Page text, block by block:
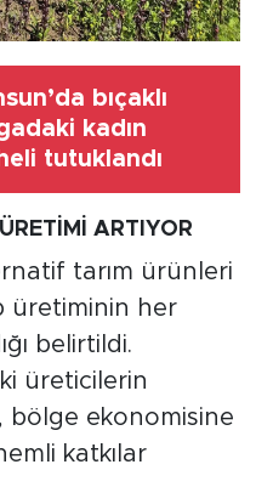
bıçaklı
kadın
tutuklandı
ARTIYOR
tarım ürünleri
üretiminin her
belirtildi.
üreticilerin
bölge ekonomisine
katkılar